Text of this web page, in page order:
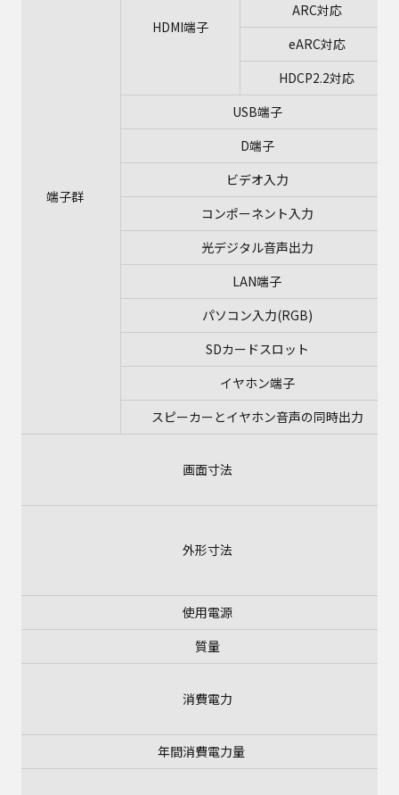
端子群
HDMI端子
ARC対応
eARC対応
HDCP2.2対応
USB端子
D端子
ビデオ入力
コンポーネント入力
光デジタル音声出力
LAN端子
パソコン入力(RGB)
SDカードスロット
イヤホン端子
スピーカーとイヤホン音声の同時出力
画面寸法
外形寸法
使用電源
質量
消費電力
年間消費電力量